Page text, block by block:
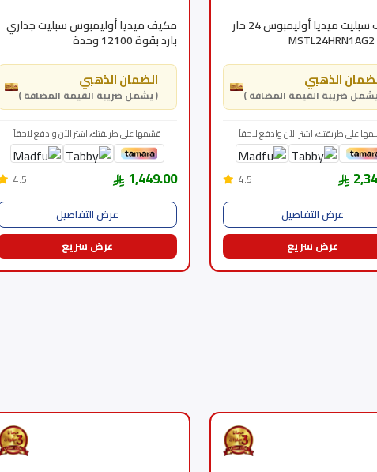
مكيف سبليت ميديا أوليمبوس 24 حار
الذهبي
على طريقتك، اشتر الآن وادفع لاحقاً
4.5
عرض التفاصيل
عرض سريع
مكيف ميديا أوليمبوس سبليت جداري
بارد بقوة 12100 وحدة
الضمان الذهبي
( يشمل ضريبة القيمة المضافة )
قسّمها على طريقتك، اشتر الآن وادفع لاحقاً
1,449.00
4.5
عرض التفاصيل
عرض سريع